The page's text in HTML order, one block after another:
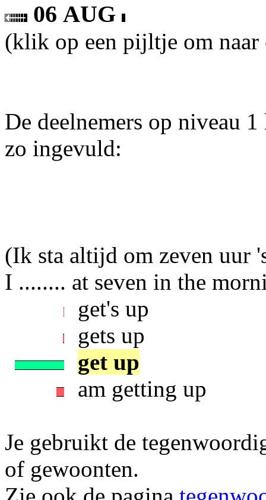
06 AUG
(klik op een pijltje om naar
De deelnemers op niveau
zo ingevuld:
(Ik sta altijd om zeven uur
I ........ at seven in the
get's up
gets up
get up
am getting up
Je gebruikt de
of gewoonten.